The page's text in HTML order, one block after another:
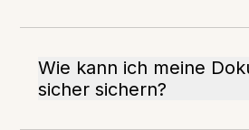
Wie kann ich meine
sicher sichern?